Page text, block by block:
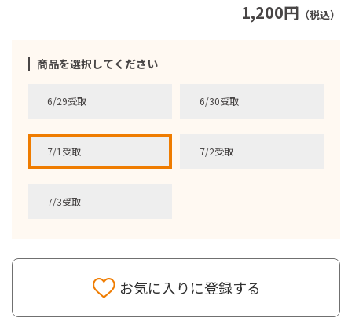
1,200円 （税込）
商品を選択してください
6/29受取 6/30受取
7/1受取 7/2受取
7/3受取
お気に入りに登録する